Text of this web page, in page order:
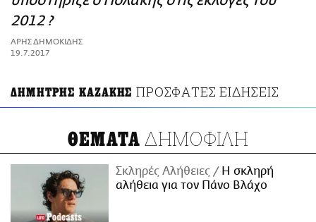
ΑΜΠΑ
PRINT
2012 ?
ΑΡΗΣ ΔΗΜΟΚΙΔΗΣ
19.7.2017
ΔΗΜΗΤΡΗΣ ΚΑΖΑΚΗΣ ΠΡΟΣΦΑΤΕΣ ΕΙΔΗΣΕΙΣ
ΘΕΜΑΤΑ ΔΗΜΟΦΙΛΗ
Σκληρές Αλήθειες
H σκληρή
αλήθεια για τον Πάνο Βλάχο